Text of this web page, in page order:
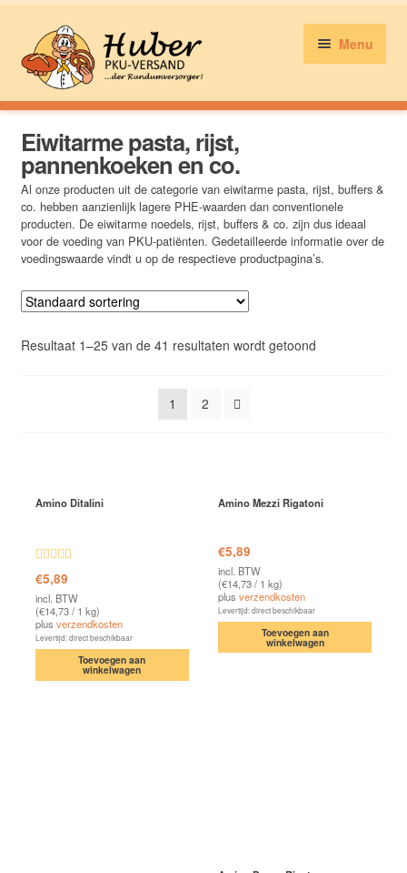
Menu
Brood, meel, gebak & co.
Melk, kaas, worst en co.
Pasta, rijst, pannenkoeken en co.
Eiwitarme pasta, rijst,
pannenkoeken en co.
Al onze producten uit de categorie van eiwitarme pasta, rijst, buffers &
co. hebben aanzienlijk lagere PHE-waarden dan conventionele
producten. De eiwitarme noedels, rijst, buffers & co. zijn dus ideaal
voor de voeding van PKU-patiënten. Gedetailleerde informatie over de
voedingswaarde vindt u op de respectieve productpagina’s.
Resultaat 1–25 van de 41 resultaten wordt getoond
1 2
Amino Ditalini
Waardering
5.00uit 5
€5,89
incl. BTW
(€14,73/ 1 kg)
plus verzendkosten
Levertijd: direct beschikbaar
Toevoegen aan
winkelwagen
Amino Mezzi Rigatoni
€5,89
incl. BTW
(€14,73/ 1 kg)
plus verzendkosten
Levertijd: direct beschikbaar
Toevoegen aan
winkelwagen